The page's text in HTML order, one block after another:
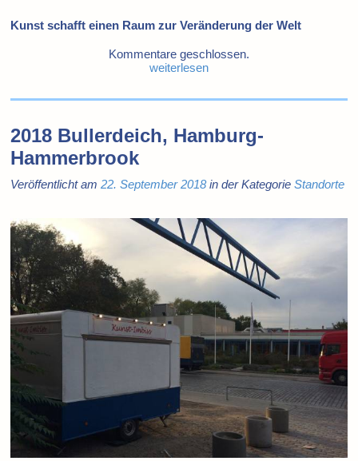
Kunst schafft einen Raum zur Veränderung der Welt
Kommentare geschlossen.
weiterlesen
2018 Bullerdeich, Hamburg-
Hammerbrook
Veröffentlicht am22. September 2018in der KategorieStandorte